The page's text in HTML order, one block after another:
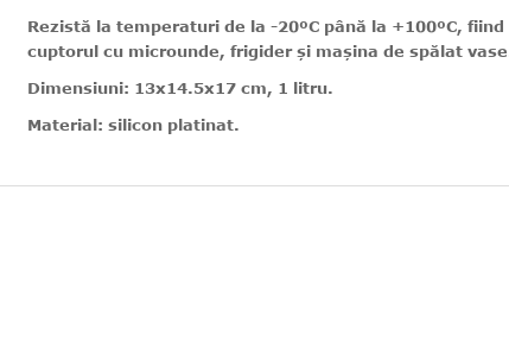
Rezistă la temperaturi de la -20ºC până la +100ºC,
cuptorul cu microunde, frigider și mașina de spălat
Dimensiuni: 13x14.5x17 cm, 1 litru.
Material: silicon platinat.